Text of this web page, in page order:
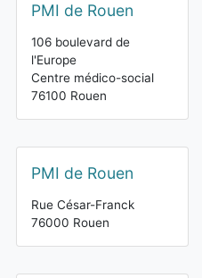
PMI de Rouen
106 boulevard de
l'Europe
Centre médico-social
76100 Rouen
PMI de Rouen
Rue César-Franck
76000 Rouen